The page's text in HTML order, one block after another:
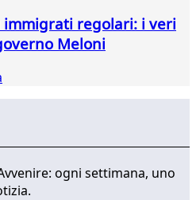
regolari: i veri
Meloni
ogni settimana, uno